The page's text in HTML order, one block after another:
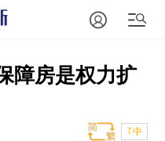
障房是权力扩
T中